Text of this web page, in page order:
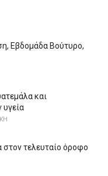
Εβδομάδα Βούτυρο,
και
υγεία
στον τελευταίο όροφο